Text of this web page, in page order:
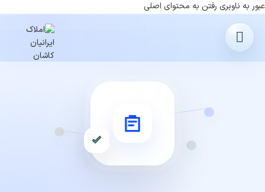
عبور به ناوبری رفتن به محتوای اصلی